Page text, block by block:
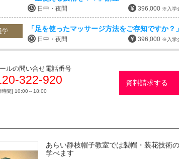
日中・夜間 396,000 ※入学
学 「足を使ったマッサージ方法をご存知ですか？
日中・夜間 396,000 ※入学
ルの問い合せ電話番号
322-920
時間] 10:00～18:00
資料請求する
あらい静枝帽子教室では製帽・装花技術
学べます